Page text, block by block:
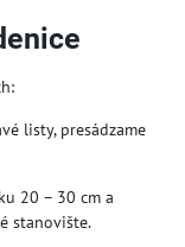
listy, presádzame
20 – 30 cm a
stanovište.